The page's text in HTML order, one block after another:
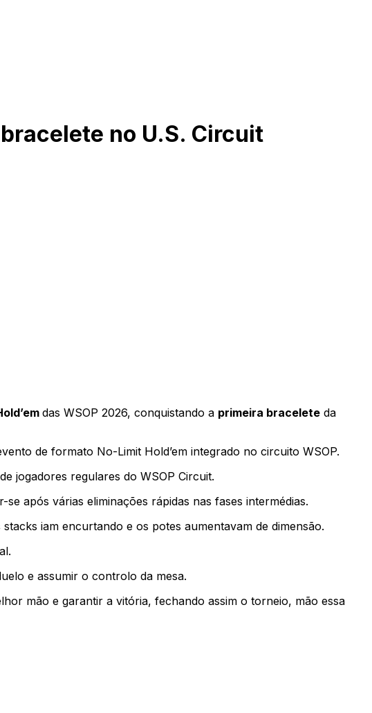
no U.S. Circuit
das WSOP 2026, conquistando a primeira bracelete da
de formato No-Limit Hold’em integrado no circuito WSOP.
jogadores regulares do WSOP Circuit.
após várias eliminações rápidas nas fases intermédias.
iam encurtando e os potes aumentavam de dimensão.
e assumir o controlo da mesa.
mão e garantir a vitória, fechando assim o torneio, mão essa